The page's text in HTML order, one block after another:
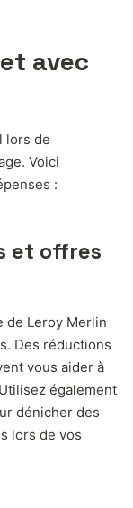
avec
lors de
Voici
:
et offres
de Leroy Merlin
Des réductions
vous aider à
également
dénicher des
lors de vos